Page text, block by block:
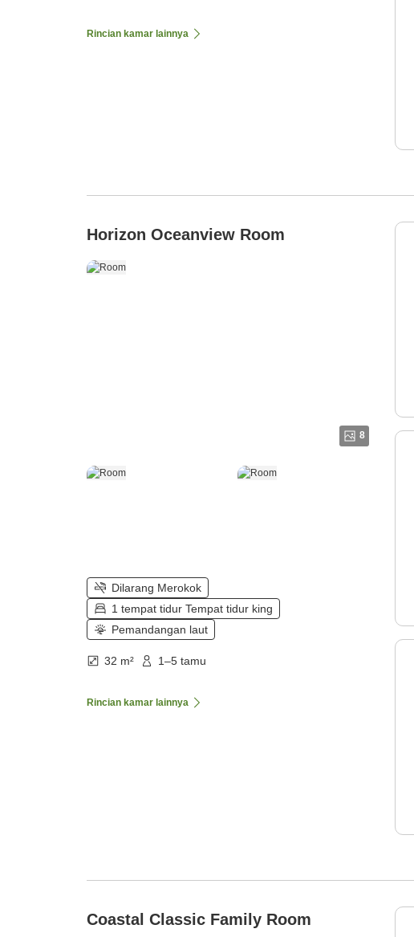
Rincian kamar lainnya
Horizon Oceanview Room
8
Dilarang Merokok
1 tempat tidur Tempat tidur king
Pemandangan laut
32 m² 1–5 tamu
Rincian kamar lainnya
Coastal Classic Family Room